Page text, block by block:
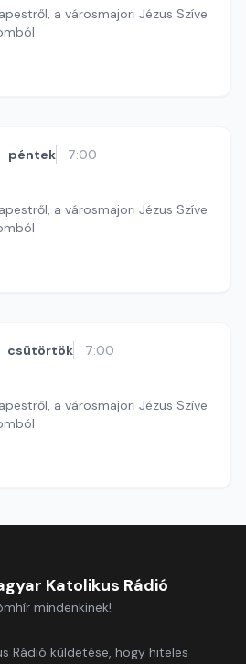
a városmajori Jézus Szíve
péntek 7:00
a városmajori Jézus Szíve
csütörtök 7:00
a városmajori Jézus Szíve
Katolikus Rádió
mindenkinek!
Rádió küldetése, hogy hiteles